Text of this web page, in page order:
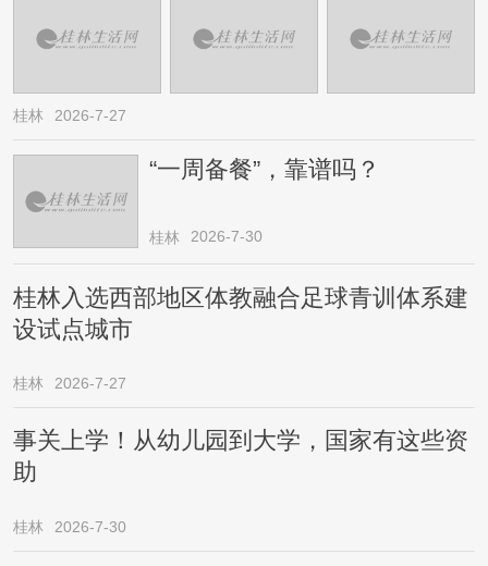
桂林 2026-7-27
“一周备餐”，靠谱吗？
桂林 2026-7-30
桂林入选西部地区体教融合足球青训体系建
设试点城市
桂林 2026-7-27
事关上学！从幼儿园到大学，国家有这些资
助
桂林 2026-7-30